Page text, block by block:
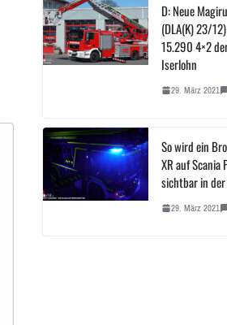
D: Neue
(DLA(K) 23/
15.290 4×2
Iserlohn
29. März 2021
So wird ein
XR auf Scania
sichtbar in
29. März 2021